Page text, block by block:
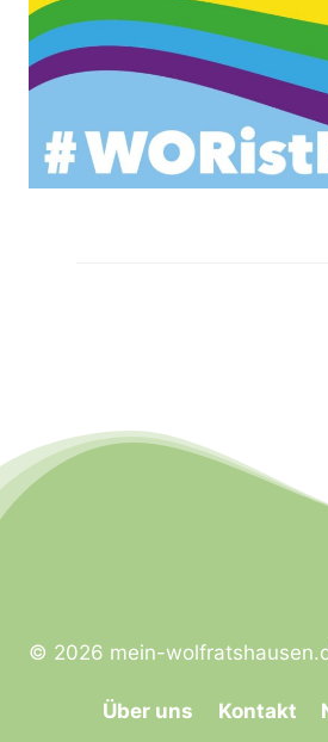
© 2026 mein-
Über uns Kontakt